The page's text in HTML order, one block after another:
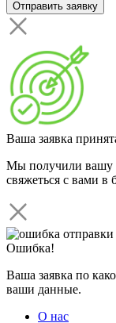
Ваша заявка
Мы получили вашу
свяжеться с вами в
Ошибка!
Ваша заявка по
ваши данные.
О нас